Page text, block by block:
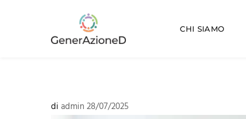
CHI SIAMO
di admin 28/07/2025